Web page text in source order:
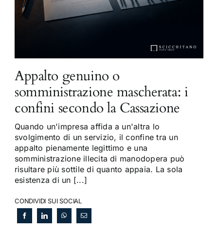
Appalto genuino o
somministrazione mascherata: i
confini secondo la Cassazione
Quando un'impresa affida a un'altra lo
svolgimento di un servizio, il confine tra un
appalto pienamente legittimo e una
somministrazione illecita di manodopera può
risultare più sottile di quanto appaia. La sola
esistenza di un [...]
CONDIVIDI SUI SOCIAL